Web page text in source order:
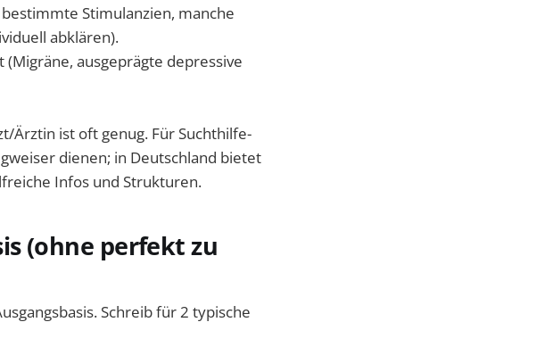
Stimulanzien, manche
abklären).
(Migräne, ausgeprägte depressive
Ärztin ist oft genug. Für Suchthilfe-
dienen; in Deutschland bietet
Infos und Strukturen.
(ohne perfekt zu
Schreib für 2 typische